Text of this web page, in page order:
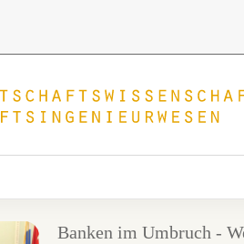
Banken im Umbruch -